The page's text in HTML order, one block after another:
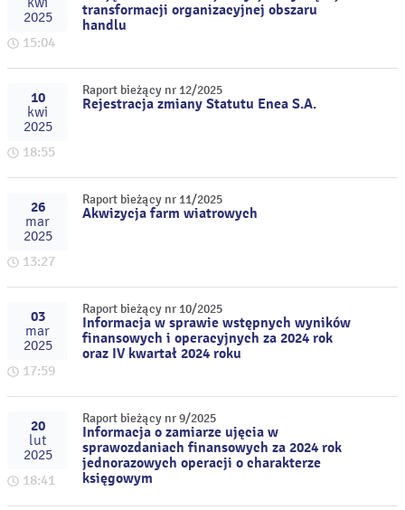
2025
15:04
transformacji organizacyjnej obszaru
handlu
10
kwi
2025
18:55
Raport bieżący nr 12/2025
Rejestracja zmiany Statutu Enea S.A.
26
mar
2025
13:27
Raport bieżący nr 11/2025
Akwizycja farm wiatrowych
03
mar
2025
17:59
Raport bieżący nr 10/2025
Informacja w sprawie wstępnych wyników
finansowych i operacyjnych za 2024 rok
oraz IV kwartał 2024 roku
20
lut
2025
18:41
Raport bieżący nr 9/2025
Informacja o zamiarze ujęcia w
sprawozdaniach finansowych za 2024 rok
jednorazowych operacji o charakterze
księgowym